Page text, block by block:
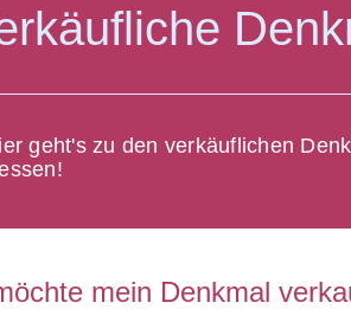
geht's zu den verkäuflichen
mein Denkmal